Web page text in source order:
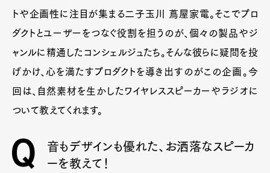
トや企画性に注目が集まる二子玉川 蔦屋家電。そこでプロ
ダクトとユーザーをつなぐ役割を担うのが、個々の製品やジ
ャンルに精通したコンシェルジュたち。そんな彼らに疑問を投
げかけ、心を満たすプロダクトを導き出すのがこの企画。今
回は、自然素材を生かしたワイヤレススピーカーやラジオに
ついて教えてくれます。
音もデザインも優れた、お洒落なスピーカ
ーを教えて！